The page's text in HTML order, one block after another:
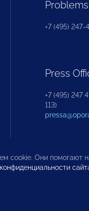
Problems
+7 (495) 247-
Press
+7 (495) 247
113)
cookie. Они помогают